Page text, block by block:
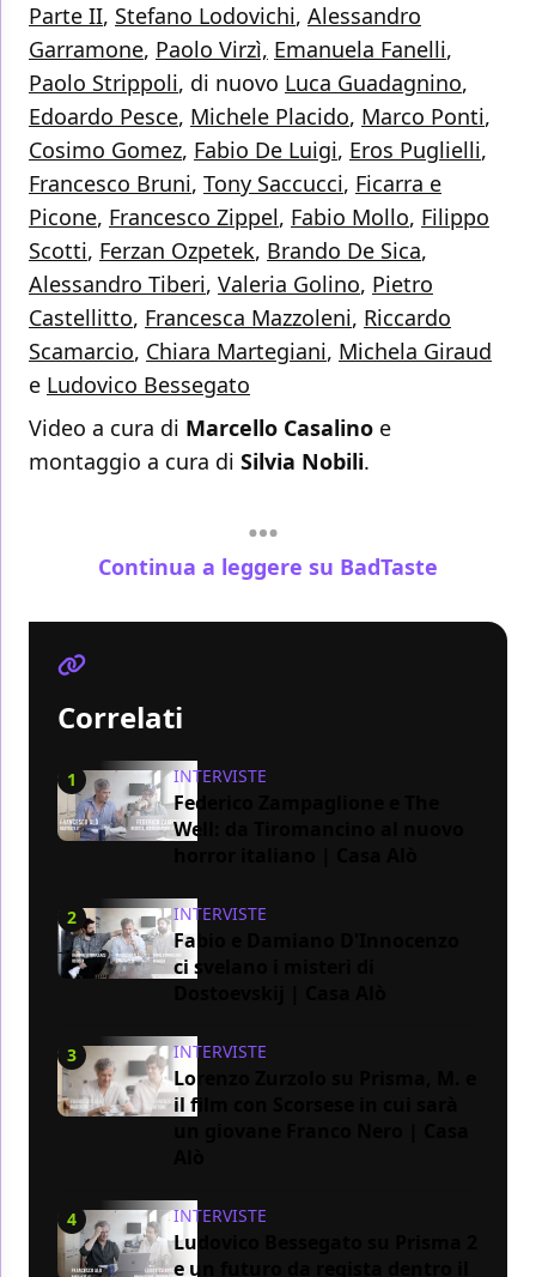
Parte II, Stefano Lodovichi, Alessandro
Garramone, Paolo Virzì, Emanuela Fanelli,
Paolo Strippoli, di nuovo Luca Guadagnino,
Edoardo Pesce, Michele Placido, Marco Ponti,
Cosimo Gomez, Fabio De Luigi, Eros Puglielli,
Francesco Bruni, Tony Saccucci, Ficarra e
Picone, Francesco Zippel, Fabio Mollo, Filippo
Scotti, Ferzan Ozpetek, Brando De Sica,
Alessandro Tiberi, Valeria Golino, Pietro
Castellitto, Francesca Mazzoleni, Riccardo
Scamarcio, Chiara Martegiani, Michela Giraud
e Ludovico Bessegato
Video a cura di Marcello Casalino e
montaggio a cura di Silvia Nobili.
Continua a leggere su BadTaste
Correlati
1 INTERVISTE
Federico Zampaglione e The
Well: da Tiromancino al nuovo
2 INTERVISTE
Fabio e Damiano D'Innocenzo
ci svelano i misteri di
3 INTERVISTE
Lorenzo Zurzolo su Prisma, M. e
il film con Scorsese in cui sarà
4 INTERVISTE
Ludovico Bessegato su Prisma 2
e un futuro da regista dentro il